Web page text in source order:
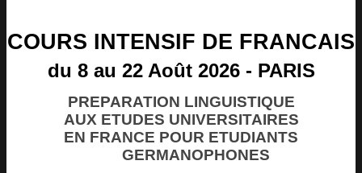
COURS INTENSIF DE FRANCAIS
du 8 au 22 Août 2026 - PARIS
PREPARATION LINGUISTIQUE
AUX ETUDES UNIVERSITAIRES
EN FRANCE POUR ETUDIANTS
GERMANOPHONES